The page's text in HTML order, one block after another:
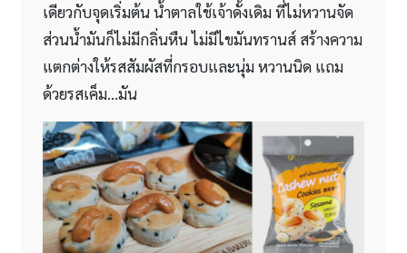
เดียวกับจุดเริ่มต้น น้ำตาลใช้เจ้าดั้งเดิม ที่ไม่หวานจัด
ส่วนน้ำมันก็ไม่มีกลิ่นหืน ไม่มีไขมันทรานส์ สร้างความ
แตกต่างให้รสสัมผัสที่กรอบและนุ่ม หวานนิด แถม
ด้วยรสเค็ม…มัน